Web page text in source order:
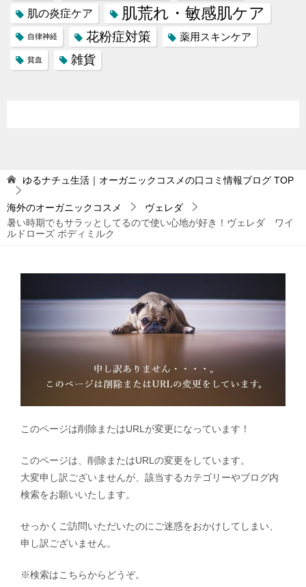
肌の炎症ケア 肌荒れ・敏感肌ケア
自律神経 花粉症対策 薬用スキンケア
貧血 雑貨
ゆるナチュ生活｜オーガニックコスメの口コミ情報ブログ TOP
海外のオーガニックコスメ
ヴェレダ
暑い時期でもサラッとしてるので使い心地が好き！ヴェレダ ワイ
ルドローズ ボディミルク
このページは削除またはURLが変更になっています！
このページは、削除またはURLの変更をしています。
大変申し訳ございませんが、該当するカテゴリーやブログ内
検索をお願いいたします。
せっかくご訪問いただいたのにご迷惑をおかけしてしまい、
申し訳ございません。
※検索はこちらからどうぞ。